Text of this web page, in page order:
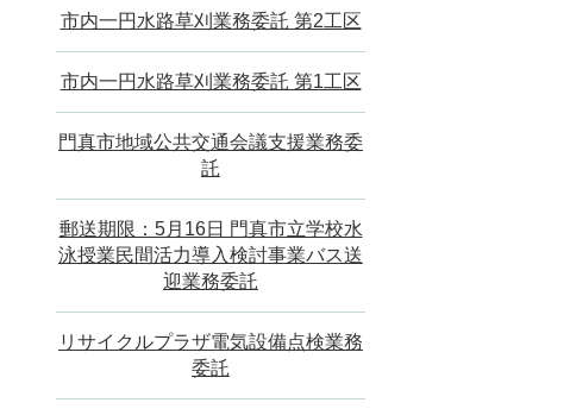
市内一円水路草刈業務委託 第2工区
市内一円水路草刈業務委託 第1工区
門真市地域公共交通会議支援業務委
託
郵送期限：5月16日 門真市立学校水
泳授業民間活力導入検討事業バス送
迎業務委託
リサイクルプラザ電気設備点検業務
委託